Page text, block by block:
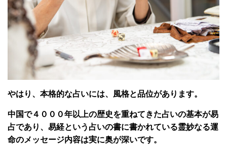
やはり、本格的な占いには、風格と品位があります。
中国で４０００年以上の歴史を重ねてきた占いの基本が易
占であり、易経という占いの書に書かれている霊妙なる運
命のメッセージ内容は実に奥が深いです。